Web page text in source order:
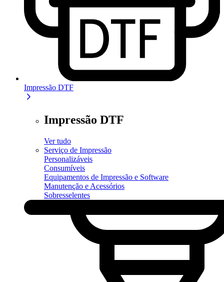
Impressão DTF
Impressão DTF
Ver tudo
Serviço de Impressão
Personalizáveis
Consumíveis
Equipamentos de Impressão e Software
Manutenção e Acessórios
Sobresselentes